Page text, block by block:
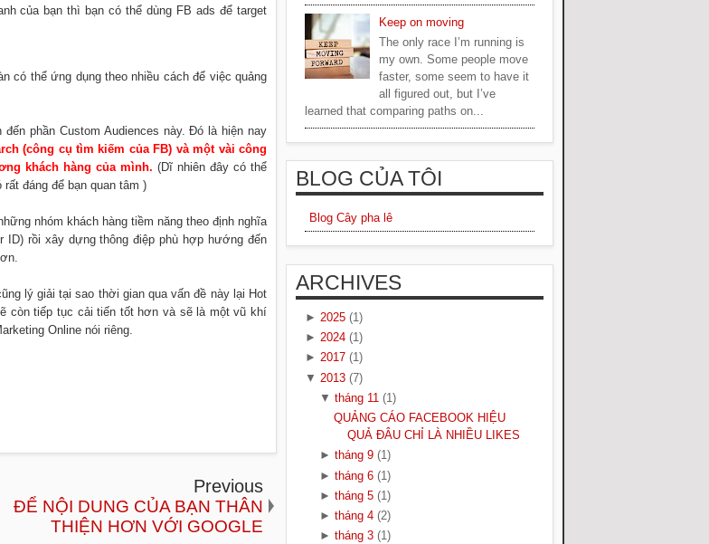
của bạn thì bạn có thể dùng FB ads để target
có thể ứng dụng theo nhiều cách để việc quảng
phần Custom Audiences này. Đó là hiện nay
(công cụ tìm kiếm của FB) và một vài công
khách hàng của mình. (Dĩ nhiên đây có thể
đáng để bạn quan tâm )
nhóm khách hàng tiềm năng theo định nghĩa
ID) rồi xây dựng thông điệp phù hợp hướng đến
lý giải tại sao thời gian qua vấn đề này lại Hot
còn tiếp tục cải tiến tốt hơn và sẽ là một vũ khí
Online nói riêng.
Previous
ĐỂ NỘI DUNG CỦA BẠN THÂN
THIỆN HƠN VỚI GOOGLE
Keep on moving
The only race I’m running is
my own. Some people move
faster, some seem to have it
all figured out, but I’ve
learned that comparing paths on...
BLOG CỦA TÔI
Blog Cây pha lê
ARCHIVES
► 2025 (1)
► 2024 (1)
► 2017 (1)
▼ 2013 (7)
▼ tháng 11 (1)
QUẢNG CÁO FACEBOOK HIỆU
QUẢ ĐÂU CHỈ LÀ NHIỀU LIKES
► tháng 9 (1)
► tháng 6 (1)
► tháng 5 (1)
► tháng 4 (2)
► tháng 3 (1)